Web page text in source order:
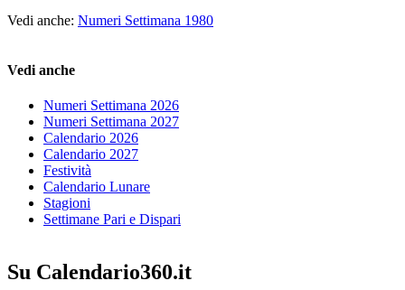
Vedi anche: Numeri Settimana 1980
Vedi anche
Numeri Settimana 2026
Numeri Settimana 2027
Calendario 2026
Calendario 2027
Festività
Calendario Lunare
Stagioni
Settimane Pari e Dispari
Su Calendario360.it